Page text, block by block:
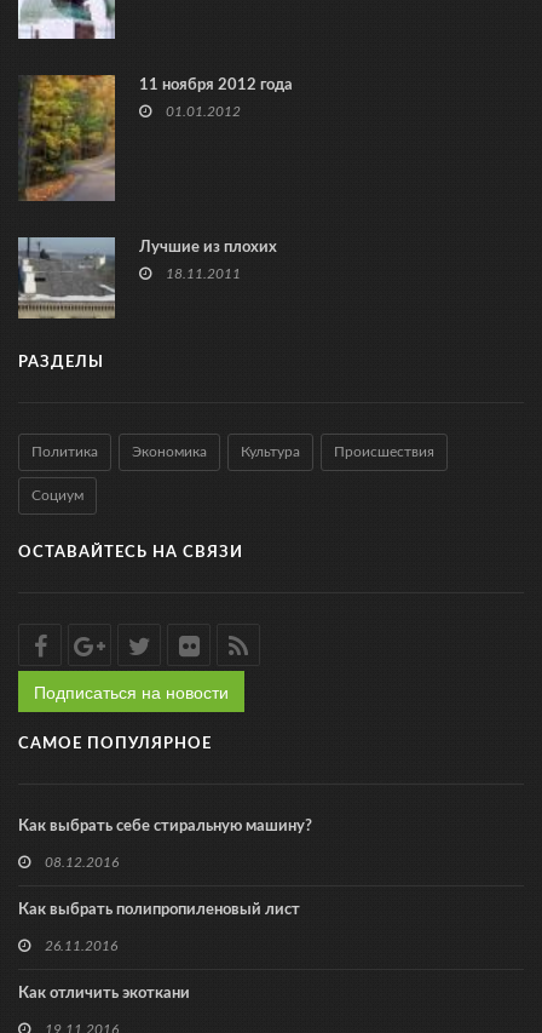
11 ноября 2012 года
01.01.2012
Лучшие из плохих
18.11.2011
РАЗДЕЛЫ
Политика Экономика Культура Происшествия
Социум
ОСТАВАЙТЕСЬ НА СВЯЗИ
Подписаться на новости
САМОЕ ПОПУЛЯРНОЕ
Как выбрать себе стиральную машину?
08.12.2016
Как выбрать полипропиленовый лист
26.11.2016
Как отличить экоткани
19.11.2016